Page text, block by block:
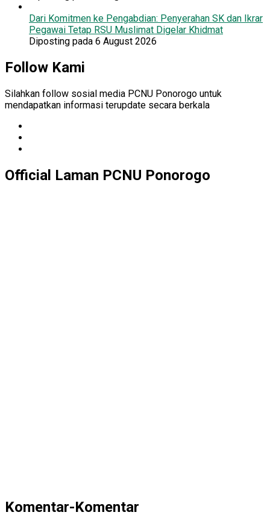
Dari Komitmen ke Pengabdian: Penyerahan SK dan Ikrar
Pegawai Tetap RSU Muslimat Digelar Khidmat
Diposting pada 6 August 2026
Follow Kami
Silahkan follow sosial media PCNU Ponorogo untuk
mendapatkan informasi terupdate secara berkala
Official Laman PCNU Ponorogo
Komentar-Komentar